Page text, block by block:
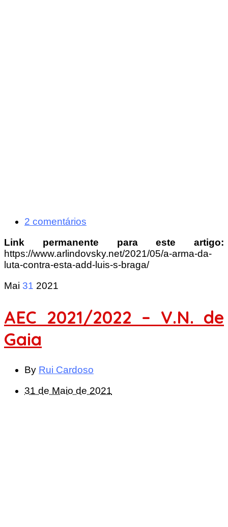
2 comentários
Link permanente para este artigo:
https://www.arlindovsky.net/2021/05/a-arma-da-
luta-contra-esta-add-luis-s-braga/
Mai 31 2021
AEC 2021/2022 – V.N. de
Gaia
By Rui Cardoso
31 de Maio de 2021